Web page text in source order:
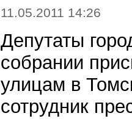
11.05.2011 14:26
Депутаты
собрании
улицам в
сотрудник